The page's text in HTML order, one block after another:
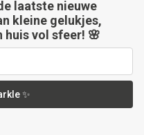
laatste nieuwe
kleine gelukjes,
huis vol sfeer! 🌸
✨